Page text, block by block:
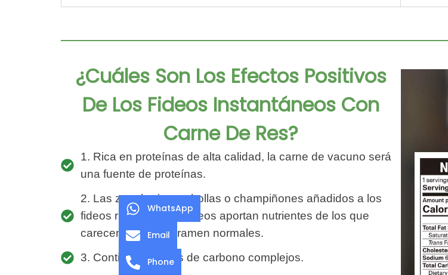
¿Cuáles Son Los Efectos Positivos
De Los Fideos Instantáneos Con
Carne De Res?
1. Rica en proteínas de alta calidad, la carne de vacuno será
una fuente de proteínas.
2. Las zanahorias, cebollas o champiñones añadidos a los
fideos ramen instantáneos aportan nutrientes de los que
carecen los fideos ramen normales.
3. Contiene hidratos de carbono complejos.
WhatsApp
Email
Phone